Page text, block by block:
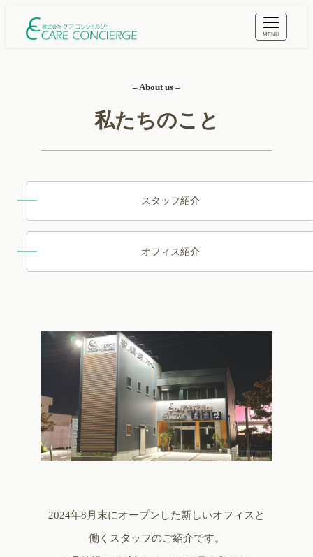
MENU
– About us –
私たちのこと
スタッフ紹介
オフィス紹介
2024年8月末にオープンした新しいオフィスと
働くスタッフのご紹介です。